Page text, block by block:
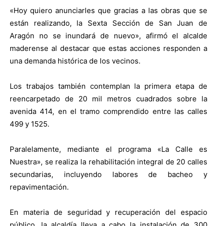
«Hoy quiero anunciarles que gracias a las obras que se
están realizando, la Sexta Sección de San Juan de
Aragón no se inundará de nuevo», afirmó el alcalde
maderense al destacar que estas acciones responden a
una demanda histórica de los vecinos.
Los trabajos también contemplan la primera etapa de
reencarpetado de 20 mil metros cuadrados sobre la
avenida 414, en el tramo comprendido entre las calles
499 y 1525.
Paralelamente, mediante el programa «La Calle es
Nuestra», se realiza la rehabilitación integral de 20 calles
secundarias, incluyendo labores de bacheo y
repavimentación.
En materia de seguridad y recuperación del espacio